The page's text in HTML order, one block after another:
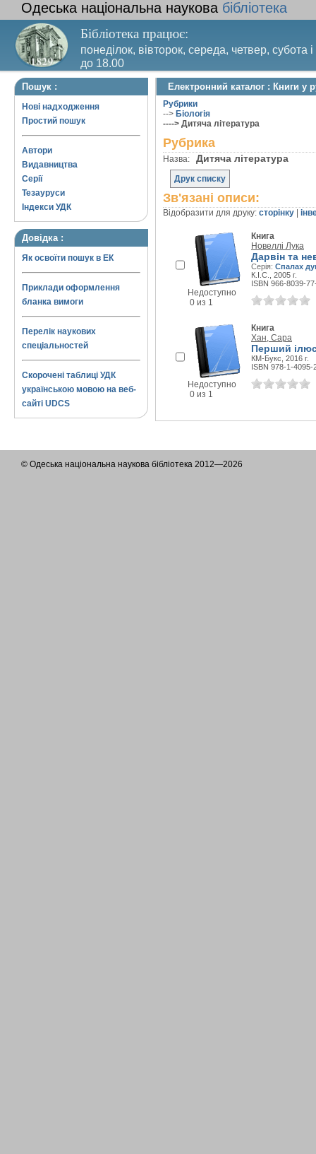
Одеська національна наукова бібліотека
Бібліотека працює:
понеділок, вівторок, середа, четвер, субота
до 18.00
Вихідний день – п’ятниця. Останній четвер
Пошук :
Нові надходження
Простий пошук
Автори
Видавництва
Серії
Тезауруси
Індекси УДК
Довідка :
Як освоїти пошук в ЕК
Приклади оформлення
бланка вимоги
Перелік наукових
спеціальностей
Скорочені таблиці УДК
українською мовою на веб-
сайті UDCS
Електронний каталог : Книги у
Рубрики
--> Біологія
----> Дитяча література
Рубрика
Назва: Дитяча література
Друк списку
Зв'язані описи:
Відобразити для друку: сторінку
Недоступно
0 из 1
Книга
Новеллі Лука
Дарвін та
Серія: Спалах
К.І.С., 2005 г.
ISBN 966-8039-
Недоступно
0 из 1
Книга
Хан, Сара
Перший
КМ-Букс, 2016 г.
ISBN 978-1-
© Одеська національна наукова бібліотека 2012—2026